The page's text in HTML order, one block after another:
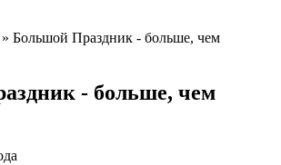
» Большой Праздник - больше, чем
- больше, чем